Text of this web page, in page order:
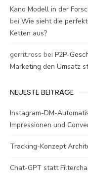
Kano Modell in der
bei Wie sieht die
Ketten aus?
gerrit.ross bei P2P-
Marketing den Umsatz
NEUESTE BEITRÄGE
Instagram-DM-
Impressionen und
Tracking-Konzept
Chat-GPT statt